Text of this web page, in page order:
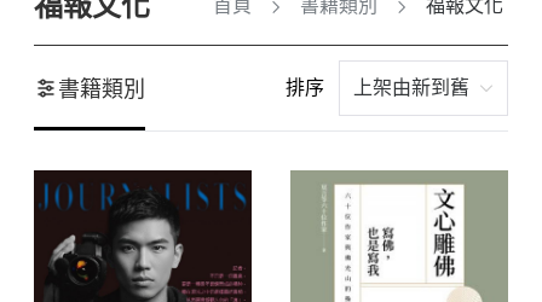
首頁 書籍類別 福報文化
書籍類別 排序 上架由新到舊